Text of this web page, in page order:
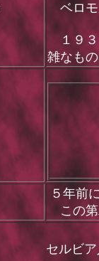
ベロモ
１９３
雑なも
５年前
この第
セルビ